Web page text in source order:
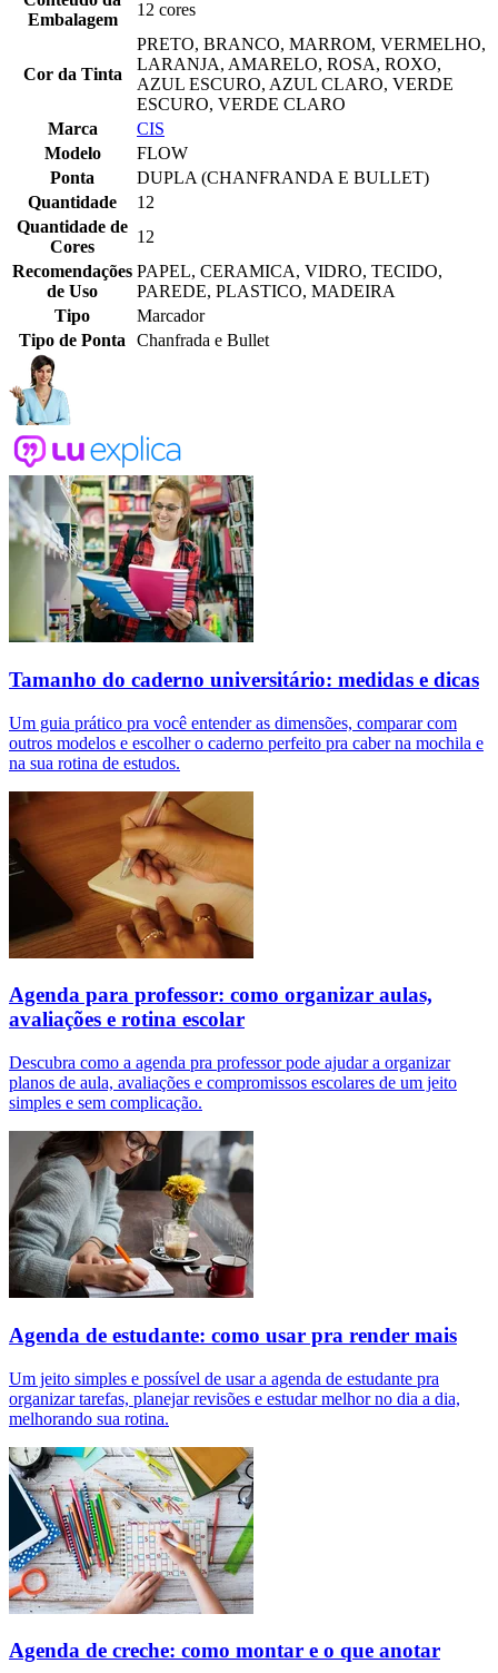
Embalagem
12 cores
Cor da Tinta
PRETO, BRANCO, MARROM, VERMELHO,
LARANJA, AMARELO, ROSA, ROXO,
AZUL ESCURO, AZUL CLARO, VERDE
ESCURO, VERDE CLARO
Marca
CIS
Modelo
FLOW
Ponta
DUPLA (CHANFRANDA E BULLET)
Quantidade
12
Quantidade de
Cores
12
Recomendações
de Uso
PAPEL, CERAMICA, VIDRO, TECIDO,
PAREDE, PLASTICO, MADEIRA
Tipo
Marcador
Tipo de Ponta
Chanfrada e Bullet
Tamanho do caderno universitário: medidas e dicas
Um guia prático pra você entender as dimensões, comparar com
outros modelos e escolher o caderno perfeito pra caber na mochila e
na sua rotina de estudos.
Agenda para professor: como organizar aulas,
avaliações e rotina escolar
Descubra como a agenda pra professor pode ajudar a organizar
planos de aula, avaliações e compromissos escolares de um jeito
simples e sem complicação.
Agenda de estudante: como usar pra render mais
Um jeito simples e possível de usar a agenda de estudante pra
organizar tarefas, planejar revisões e estudar melhor no dia a dia,
melhorando sua rotina.
Agenda de creche: como montar e o que anotar